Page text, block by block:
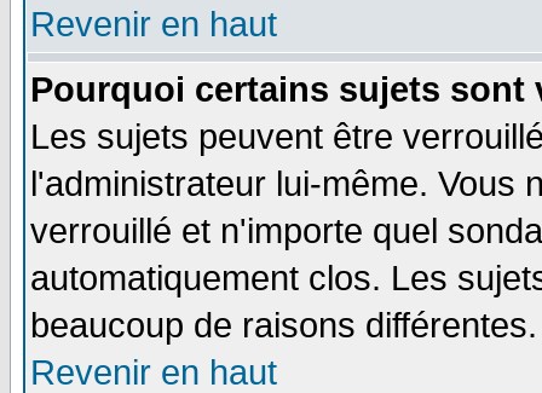
Revenir en haut
Pourquoi certains sujets sont
Les sujets peuvent être
l'administrateur lui-même. Vous
verrouillé et n'importe quel
automatiquement clos. Les
beaucoup de raisons différentes.
Revenir en haut